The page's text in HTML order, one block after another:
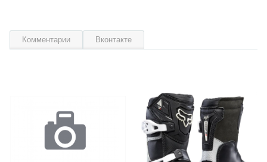
Комментарии Вконтакте